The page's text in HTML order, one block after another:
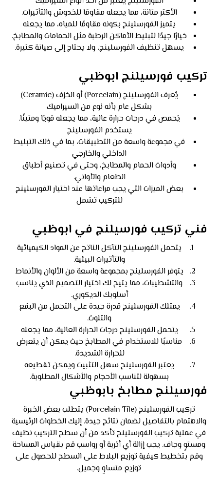
الأكثر متانة، مما يجعله مقاومًا للخدوش والتأثيرات.
يتميز الفورسلينج بكونه مقاومًا للمياه، مما يجعله
خيارًا جيدًا لتبليط الأماكن الرطبة مثل الحمامات والمطابخ.
يسهل تنظيف الفورسلينج، ولا يحتاج إلى صيانة كثيرة.
تركيب فورسيلنج ابوظبي
يُعرف الفورسلينج (Porcelain) أو الخزف (Ceramic)
بشكل عام بأنه نوع من السيراميك
يُحمص في درجات حرارة عالية، مما يجعله قويًا ومتينًا.
يستخدم الفورسلينج
في مجموعة واسعة من التطبيقات، بما في ذلك التبليط
الداخلي والخارجي
وأدوات الحمام والمطابخ، وحتى في تصنيع أطباق
الطعام والأواني.
بعض الميزات التي يجب مراعاتها عند اختيار الفورسلينج
للتركيب تشمل
فني تركيب فورسيلنج في ابوظبي
يتحمل الفورسلينج التآكل الناتج عن المواد الكيميائية
والتأثيرات البيئية.
يتوفر الفورسلينج بمجموعة واسعة من الألوان والأنماط
والتشطيبات، مما يتيح لك اختيار التصميم الذي يناسب
أسلوبك الديكوري.
يمتلك الفورسلينج قدرة جيدة على التحمل من البقع
والتلوث.
يتحمل الفورسلينج درجات الحرارة العالية، مما يجعله
مناسبًا للاستخدام في المطابخ حيث يمكن أن يتعرض
للحرارة الشديدة.
يعتبر الفورسلينج سهل التثبيت ويمكن تقطيعه
بسهولة لتناسب الأحجام والأشكال المطلوبة.
فورسيلنج مطابخ بابوظبي
تركيب الفورسلينج (Porcelain Tile) يتطلب بعض الخبرة
والاهتمام بالتفاصيل لضمان نتائج جيدة. إليك الخطوات الرئيسية
في عملية تركيب الفورسلينج تأكد من أن سطح التركيب نظيف
ومستوٍ وجاف. يجب إزالة أي أتربة أو رواسب قم بقياس المساحة
وقم بتخطيط كيفية توزيع البلاط على السطح للحصول على
توزيع متساوٍ وجميل.